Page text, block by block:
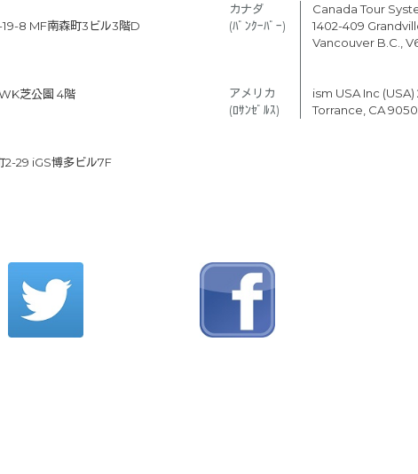
19-8 MF南森町3ビル3階D
芝公園 4階
2-29 iGS博多ビル7F
カナダ
(ﾊﾞﾝｸｰﾊﾞｰ)
アメリカ
(ﾛｻﾝｾﾞﾙｽ)
Canada Tour
1402-409
Vancouver B.C.,
ism USA Inc
Torrance, CA